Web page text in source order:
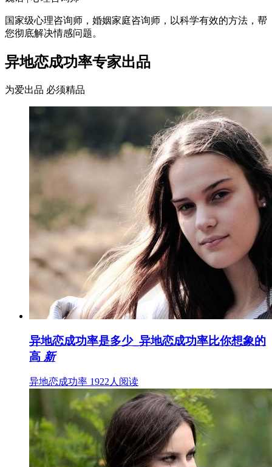
国家级心理咨询师，婚姻家庭咨询师，以科学有效的方法，帮
您彻底解决情感问题。
异地恋成功率专家出品
为爱出品 必须精品
异地恋成功率是多少_异地恋成功率比你想象的
高 新
异地恋成功率 1922人阅读